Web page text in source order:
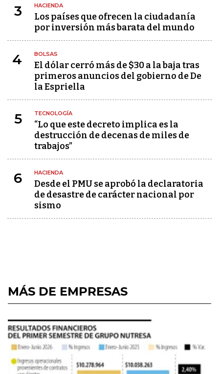
3 HACIENDA
Los países que ofrecen la ciudadanía
por inversión más barata del mundo
4 BOLSAS
El dólar cerró más de $30 a la baja tras
primeros anuncios del gobierno de De
la Espriella
5 TECNOLOGÍA
“Lo que este decreto implica es la
destrucción de decenas de miles de
trabajos”
6 HACIENDA
Desde el PMU se aprobó la declaratoria
de desastre de carácter nacional por
sismo
MÁS DE EMPRESAS